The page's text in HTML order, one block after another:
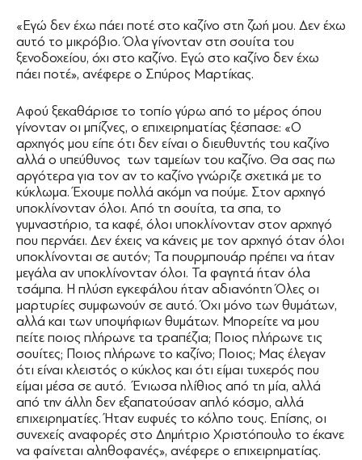
«Εγώ δεν έχω πάει ποτέ στο καζίνο στη ζωή μου. Δεν έχω
αυτό το μικρόβιο. Όλα γίνονταν στη σουίτα του
ξενοδοχείου, όχι στο καζίνο. Εγώ στο καζίνο δεν έχω
πάει ποτέ», ανέφερε ο Σπύρος Μαρτίκας.
Αφού ξεκαθάρισε το τοπίο γύρω από το μέρος όπου
γίνονταν οι μπίζνες, ο επιχειρηματίας ξέσπασε: «Ο
αρχηγός μου είπε ότι δεν είναι ο διευθυντής του καζίνο
αλλά ο υπεύθυνος των ταμείων του καζίνο. Θα σας πω
αργότερα για τον αν το καζίνο γνώριζε σχετικά με το
κύκλωμα. Έχουμε πολλά ακόμη να πούμε. Στον αρχηγό
υποκλίνονταν όλοι. Από τη σουίτα, τα σπα, το
γυμναστήριο, τα καφέ, όλοι υποκλίνονταν στον αρχηγό
που περνάει. Δεν έχεις να κάνεις με τον αρχηγό όταν όλοι
υποκλίνονται σε αυτόν; Τα πουρμπουάρ πρέπει να ήταν
μεγάλα αν υποκλίνονταν όλοι. Τα φαγητά ήταν όλα
τσάμπα. Η πλύση εγκεφάλου ήταν αδιανόητη Όλες οι
μαρτυρίες συμφωνούν σε αυτό. Όχι μόνο των θυμάτων,
αλλά και των υποψήφιων θυμάτων. Μπορείτε να μου
πείτε ποιος πλήρωνε τα τραπέζια; Ποιος πλήρωνε τις
σουίτες; Ποιος πλήρωνε το καζίνο; Ποιος; Μας έλεγαν
ότι είναι κλειστός ο κύκλος και ότι είμαι τυχερός που
είμαι μέσα σε αυτό. Ένιωσα ηλίθιος από τη μία, αλλά
από την άλλη δεν εξαπατούσαν απλό κόσμο, αλλά
επιχειρηματίες. Ήταν ευφυές το κόλπο τους. Επίσης, οι
συνεχείς αναφορές στο Δημήτριο Χριστόπουλο το έκανε
να φαίνεται αληθοφανές», ανέφερε ο επιχειρηματίας.